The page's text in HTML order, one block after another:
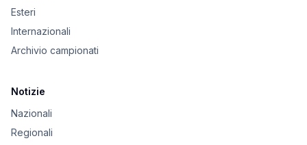
Esteri
Internazionali
Archivio campionati
Notizie
Nazionali
Regionali